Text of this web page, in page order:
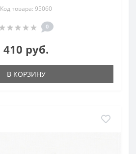
Код товара: 95060
0
410 руб.
В КОРЗИНУ